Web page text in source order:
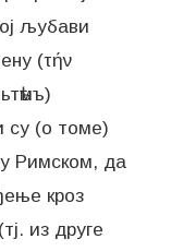
љубави
(τήν
су (о томе)
Римском, да
кроз
из друге